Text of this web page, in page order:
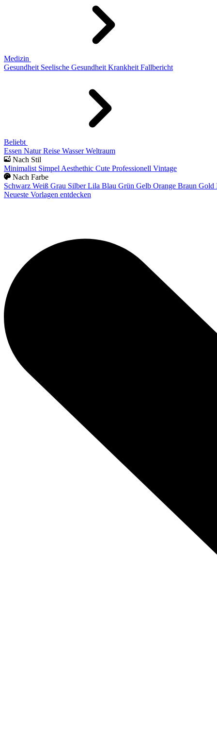
Medizin
Gesundheit Seelische Gesundheit Krankheit Fallbericht
Beliebt
Essen Natur Reise Wasser Weltraum
Nach Stil
Minimalist Simpel Aesthethic Cute Professionell Vintage
Nach Farbe
Schwarz Weiß Grau Silber Lila Blau Grün Gelb Orange Braun Gold
Neueste Vorlagen entdecken